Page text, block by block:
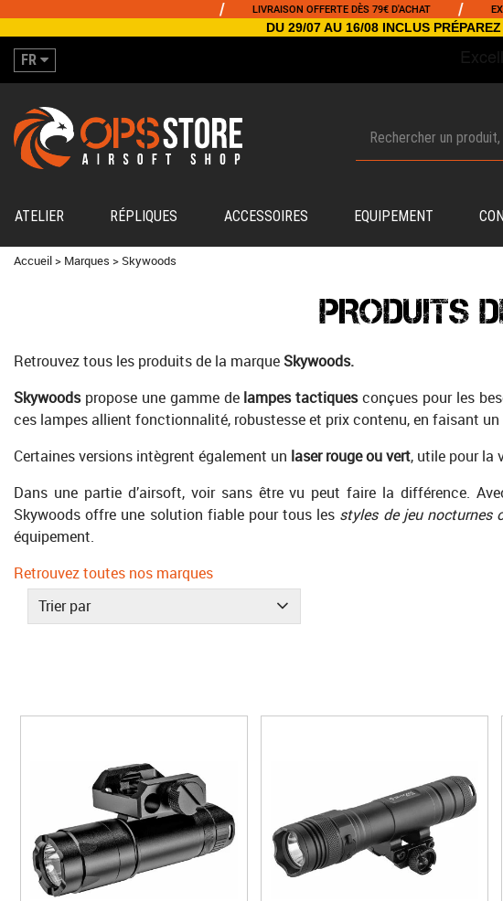
LIVRAISON OFFERTE DÈS 79€ D'ACHAT /
DU 29/07 AU 16/08 INCLUS
FR
ATELIER RÉPLIQUES ACCESSOIRES EQUIPEMENT
Accueil> Marques > Skywoods
PRODUITS
Retrouvez tous les produits de la marqueSkywoods.
Skywoods propose une gamme de lampes tactiquesconçues pour les
ces lampes allient fonctionnalité, robustesse et prix contenu, en faisant
Certaines versions intègrent également un laser rouge ou vert, utile pour la
Dans une partie d’airsoft, voir sans être vu peut faire la différence.
Skywoods offre une solution fiable pour tous les styles de jeu nocturnes
équipement.
Retrouvez toutes nos marques
Trier par